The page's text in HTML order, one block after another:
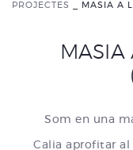
PROJECTES MASIA A
MASIA
Som en una
Calia aprofitar al